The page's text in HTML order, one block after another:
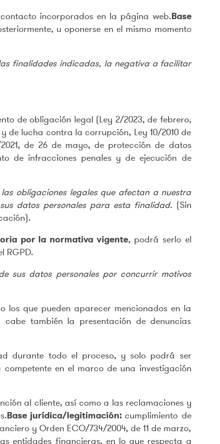
incorporados en la página web.Base
u oponerse en el mismo momento
finalidades indicadas, la negativa a facilitar
de obligación legal (Ley 2/2023, de febrero,
de lucha contra la corrupción, Ley 10/2010 de
de 26 de mayo, de protección de datos
de infracciones penales y de ejecución de
obligaciones legales que afectan a nuestra
datos personales para esta finalidad. (Sin
por la normativa vigente, podrá serlo el
RGPD.
sus datos personales por concurrir motivos
los que pueden aparecer mencionados en la
también la presentación de denuncias
durante todo el proceso, y solo podrá ser
en el marco de una investigación
al cliente, así como a las reclamaciones y
Base jurídica/legitimación:cumplimiento de
y Orden ECO/734/2004, de 11 de marzo,
entidades financieras, en lo que respecta a